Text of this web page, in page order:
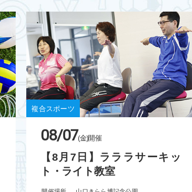
複合スポーツ
08/07(金)開催
【8月7日】ラララサーキッ
ト・ライト教室